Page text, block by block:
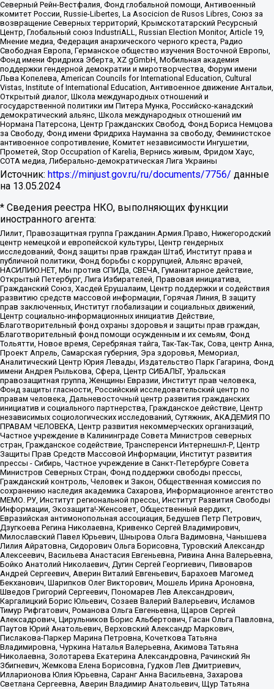
Северный Рейн-Вестфалия, Фонд глобальной помощи, Антивоенный
комитет России, Russie-Libertes, La Asocicion de Rusos Libres, Союз за
возвращение Северных территорий, Крымскотатарский Ресурсный
Центр, Глобальный союз IndustriALL, Russian Election Monitor, Article 19,
Мнение медиа, Федерация анархического черного креста, Радио
Свободная Европа, Германское общество изучения Восточной Европы,
Фонд имени Фридриха Эберта, XZ gGmbH, Мобильная академия
поддержки гендерной демократии и миротворчества, Форум имени
Льва Копелева, American Councils for International Education, Cultural
Vistas, Institute of International Education, Антивоенное движение Антальи,
Открытый диалог, Школа международных отношений и
государственной политики им Питера Мунка, Российско-канадский
демократический альянс, Школа международных отношений им
Нормана Патерсона, Центр Гражданских Свобод, Фонд Бориса Немцова
за Свободу, Фонд имени Фридриха Науманна за свободу, Феминистское
антивоенное сопротивление, Комитет независимости Ингушетии,
Прометей, Stop Occupation of Karelia, Вернись живым, Фридом Хаус,
СОТА медиа, Либерально-демократическая Лига Украины
Источник: https://minjust.gov.ru/ru/documents/7756/ данные
на 13.05.2024
* Сведения реестра НКО, выполняющих функции
иностранного агента:
Лилит, Правозащитная группа Гражданин.Армия.Право, Нижегородский
центр немецкой и европейской культуры, Центр гендерных
исследований, Фонд защиты прав граждан Штаб, Институт права и
публичной политики, Фонд борьбы с коррупцией, Альянс врачей,
НАСИЛИЮ.НЕТ, Мы против СПИДа, СВЕЧА, Гуманитарное действие,
Открытый Петербург, Лига Избирателей, Правовая инициатива,
Гражданский Союз, Хасдей Ерушалаим, Центр поддержки и содействия
развитию средств массовой информации, Горячая Линия, В защиту
прав заключенных, Институт глобализации и социальных движений,
Центр социально-информационных инициатив Действие,
Благотворительный фонд охраны здоровья и защиты прав граждан,
Благотворительный фонд помощи осужденным и их семьям, Фонд
Тольятти, Новое время, Серебряная тайга, Так-Так-Так, Сова, центр Анна,
Проект Апрель, Самарская губерния, Эра здоровья, Мемориал,
Аналитический Центр Юрия Левады, Издательство Парк Гагарина, Фонд
имени Андрея Рылькова, Сфера, Центр СИБАЛЬТ, Уральская
правозащитная группа, Женщины Евразии, Институт прав человека,
Фонд защиты гласности, Российский исследовательский центр по
правам человека, Дальневосточный центр развития гражданских
инициатив и социального партнерства, Гражданское действие, Центр
независимых социологических исследований, Сутяжник, АКАДЕМИЯ ПО
ПРАВАМ ЧЕЛОВЕКА, Центр развития некоммерческих организаций,
Частное учреждение в Калининграде Совета Министров северных
стран, Гражданское содействие, Трансперенси Интернешнл-Р, Центр
Защиты Прав Средств Массовой Информации, Институт развития
прессы - Сибирь, Частное учреждение в Санкт-Петербурге Совета
Министров Северных Стран, Фонд поддержки свободы прессы,
Гражданский контроль, Человек и Закон, Общественная комиссия по
сохранению наследия академика Сахарова, Информационное агентство
МЕМО. РУ, Институт региональной прессы, Институт Развития Свободы
Информации, Экозащита!-Женсовет, Общественный вердикт,
Евразийская антимонопольная ассоциация, Бедушев Петр Петрович,
Дзугкоева Регина Николаевна, Кривенко Сергей Владимирович,
Милославский Павел Юрьевич, Шнырова Ольга Вадимовна, Чанышева
Лилия Айратовна, Сидорович Ольга Борисовна, Туровский Александр
Алексеевич, Васильева Анастасия Евгеньевна, Ривина Анна Валерьевна,
Бойко Анатолий Николаевич, Дугин Сергей Георгиевич, Пивоваров
Андрей Сергеевич, Аверин Виталий Евгеньевич, Барахоев Магомед
Бекханович, Шарипков Олег Викторович, Мошель Ирина Ароновна,
Шведов Григорий Сергеевич, Пономарев Лев Александрович,
Каргалицкий Борис Юльевич, Созаев Валерий Валерьевич, Исламов
Тимур Рифгатович, Романова Ольга Евгеньевна, Щаров Сергей
Алексадрович, Цирульников Борис Альбертович, Гасан Ольга Павловна,
Паутов Юрий Анатольевич, Верховский Александр Маркович,
Пислакова-Паркер Марина Петровна, Кочеткова Татьяна
Владимировна, Чуркина Наталья Валерьевна, Акимова Татьяна
Николаевна, Золотарева Екатерина Александровна, Рачинский Ян
Збигневич, Жемкова Елена Борисовна, Гудков Лев Дмитриевич,
Илларионова Юлия Юрьевна, Саранг Анна Васильевна, Захарова
Светлана Сергеевна, Аверин Владимир Анатольевич, Щур Татьяна